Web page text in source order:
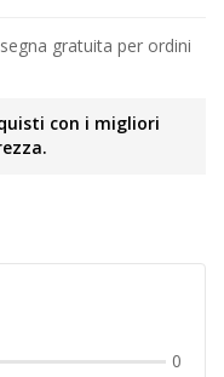
gratuita per ordini
con i migliori
0